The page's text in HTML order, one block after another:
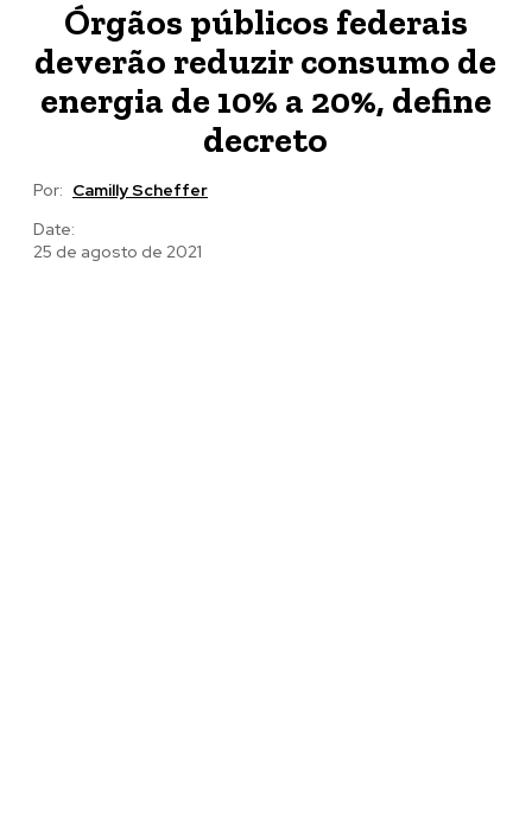
Órgãos públicos federais
deverão reduzir consumo de
energia de 10% a 20%, define
decreto
Por: Camilly Scheffer
Date:
25 de agosto de 2021